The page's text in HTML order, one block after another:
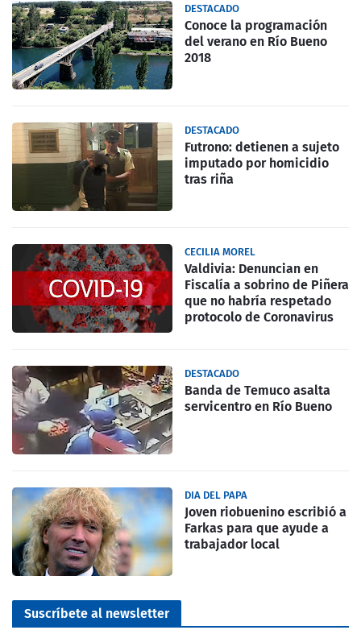
DESTACADO
Conoce la programación
del verano en Río Bueno
2018
DESTACADO
Futrono: detienen a sujeto
imputado por homicidio
tras riña
CECILIA MOREL
Valdivia: Denuncian en
Fiscalía a sobrino de Piñera
que no habría respetado
protocolo de Coronavirus
DESTACADO
Banda de Temuco asalta
servicentro en Río Bueno
DIA DEL PAPA
Joven riobuenino escribió a
Farkas para que ayude a
trabajador local
Suscríbete al newsletter